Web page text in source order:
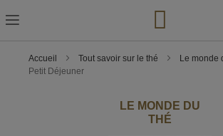
to
Content
Accueil Tout savoir sur le thé
Le monde
Petit Déjeuner
LE MONDE DU
THÉ